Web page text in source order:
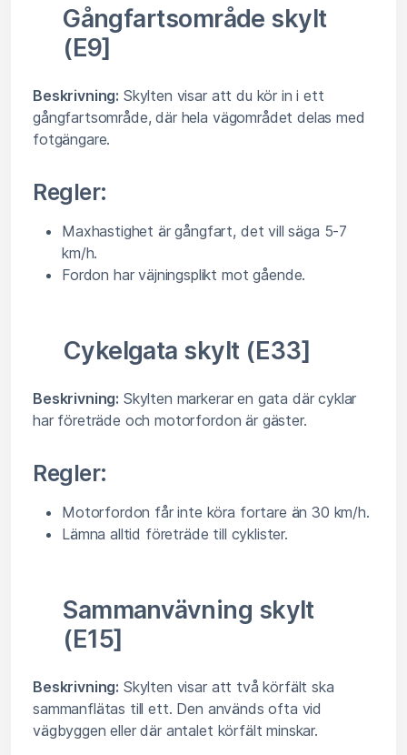
Gångfartsområde skylt
(E9]
Beskrivning: Skylten visar att du kör in i ett
gångfartsområde, där hela vägområdet delas med
fotgängare.
Regler:
Maxhastighet är gångfart, det vill säga 5-7
km/h.
Fordon har väjningsplikt mot gående.
Cykelgata skylt (E33]
Beskrivning: Skylten markerar en gata där cyklar
har företräde och motorfordon är gäster.
Regler:
Motorfordon får inte köra fortare än 30 km/h.
Lämna alltid företräde till cyklister.
Sammanvävning skylt
(E15]
Beskrivning: Skylten visar att två körfält ska
sammanflätas till ett. Den används ofta vid
vägbyggen eller där antalet körfält minskar.